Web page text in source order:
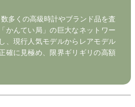
多くの高級時計やブランド品を査
かんてい局」の巨大なネットワー
、現行人気モデルからレアモデル
確に見極め、限界ギリギリの高額